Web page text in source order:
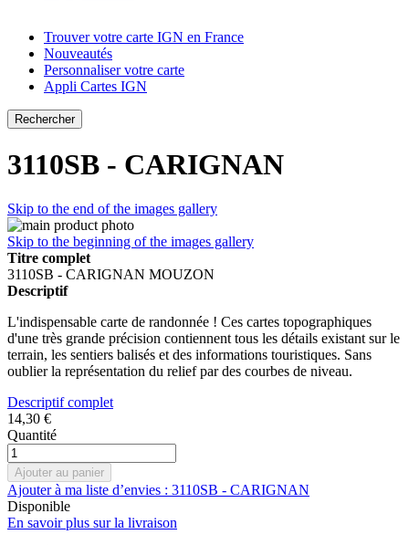
Trouver votre carte IGN en France
Nouveautés
Personnaliser votre carte
Appli Cartes IGN
Rechercher
3110SB - CARIGNAN
Skip to the end of the images gallery
Skip to the beginning of the images gallery
Titre complet
3110SB - CARIGNAN MOUZON
Descriptif
L'indispensable carte de randonnée ! Ces cartes topographiques
d'une très grande précision contiennent tous les détails existant sur le
terrain, les sentiers balisés et des informations touristiques. Sans
oublier la représentation du relief par des courbes de niveau.
Descriptif complet
14,30 €
Quantité
Ajouter au panier
Ajouter à ma liste d’envies : 3110SB - CARIGNAN
Disponible
En savoir plus sur la livraison